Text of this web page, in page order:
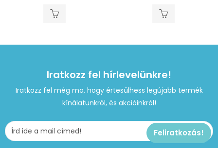
Iratkozz fel hírlevelünkre!
Iratkozz fel még ma, hogy értesülhess legújabb termék
kínálatunkról, és akcióinkról!